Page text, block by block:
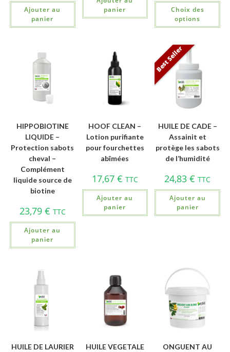
Ajouter au
panier
panier
Choix des
options
HIPPOBIOTINE
LIQUIDE –
Protection sabots
cheval –
Complément
liquide source de
biotine
23,79 € TTC
Ajouter au
panier
HOOF CLEAN –
Lotion purifiante
pour fourchettes
abîmées
17,67 € TTC
Ajouter au
panier
Best Seller
HUILE DE CADE –
Assainit et
protège les sabots
de l’humidité
24,83€ TTC
Ajouter au
panier
HUILE DE LAURIER
HUILE VEGETALE
ONGUENT AU